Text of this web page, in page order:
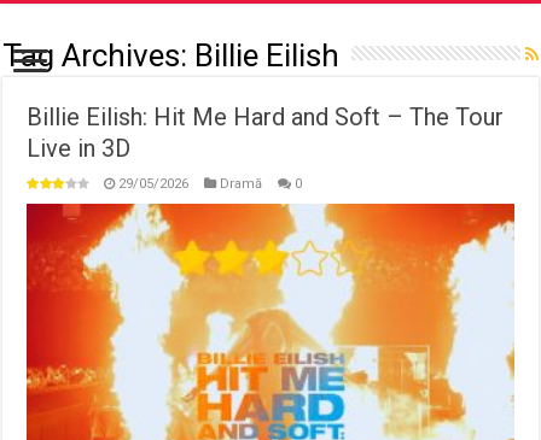
Tag Archives: Billie Eilish
Billie Eilish: Hit Me Hard and Soft – The Tour
Live in 3D
29/05/2026 Dramă 0